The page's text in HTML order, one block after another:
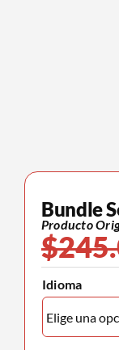
Bundle
Producto
$
Idioma